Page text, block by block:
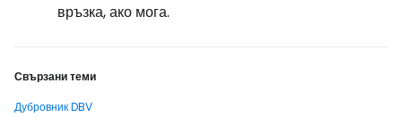
връзка, ако мога.
Свързани теми
Дубровник DBV